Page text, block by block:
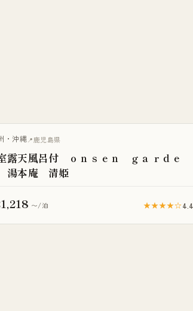
風呂付き客室
・沖縄 鹿児島県
露天風呂付 ｏｎｓｅｎ ｇａｒｄｅ
湯本庵 清姫
〜/泊 ★★★★☆4.4